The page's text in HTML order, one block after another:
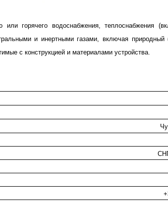
или горячего водоснабжения, теплоснабжения
и инертными газами, включая
с конструкцией и материалами устройства.
+